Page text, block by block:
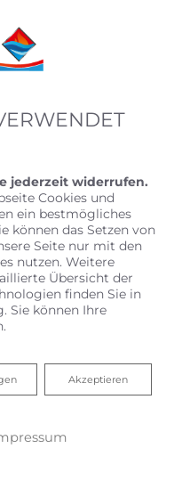
jederzeit widerrufen.
Cookies und
ein bestmögliches
können das Setzen von
Seite nur mit den
nutzen. Weitere
Übersicht der
finden Sie in
. Sie können Ihre
Akzeptieren